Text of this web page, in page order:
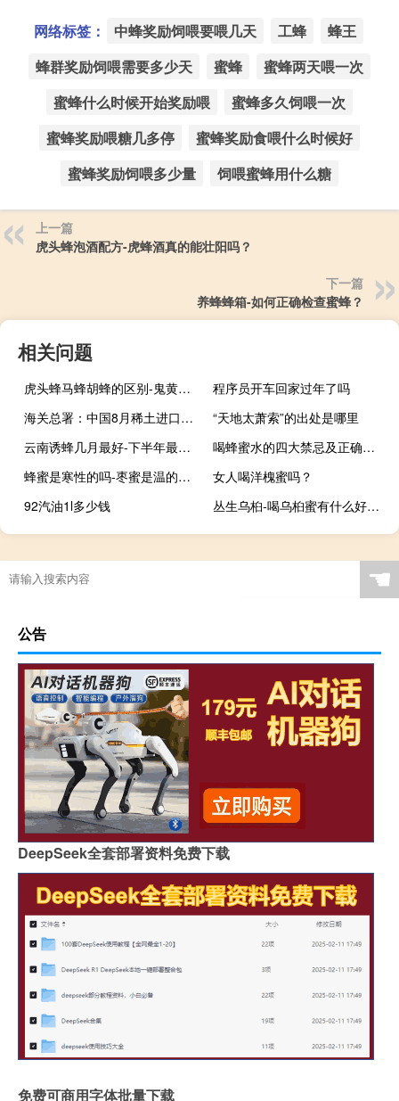
网络标签： 中蜂奖励饲喂要喂几天 工蜂
蜂王
蜂群奖励饲喂需要多少天
蜜蜂
蜜蜂两天喂一次
蜜蜂什么时候开始奖励喂
蜜蜂多久饲喂一次
蜜蜂奖励喂糖几多停
蜜蜂奖励食喂什么时候好
蜜蜂奖励饲喂多少量
饲喂蜜蜂用什么糖
上一篇
虎头蜂泡酒配方-虎蜂酒真的能壮阳吗？
下一篇
养蜂蜂箱-如何正确检查蜜蜂？
相关问题
虎头蜂马蜂胡蜂的区别-鬼黄蜂和虎黄蜂有什么区别？
程序员开车回家过年了吗
海关总署：中国8月稀土进口12673.5吨7月为14831.4吨中国1-8月稀土进口为118426吨
“天地太萧索”的出处是哪里
云南诱蜂几月最好-下半年最适合诱蜂的月份是哪个月？
喝蜂蜜水的四大禁忌及正确的饮用方法
蜂蜜是寒性的吗-枣蜜是温的还是凉的？
女人喝洋槐蜜吗？
92汽油1l多少钱
丛生乌桕-喝乌桕蜜有什么好处？
☚
公告
DeepSeek全套部署资料免费下载
免费可商用字体批量下载